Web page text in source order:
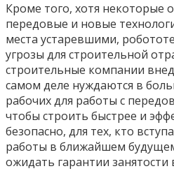
Кроме того, хотя некоторые
передовые и новые
места устаревшими,
угрозы для строительной
строительные компании
самом деле нуждаются в
рабочих для работы с
чтобы строить быстрее и
безопасно, для тех, кто
работы в ближайшем
ожидать гарантии занятости